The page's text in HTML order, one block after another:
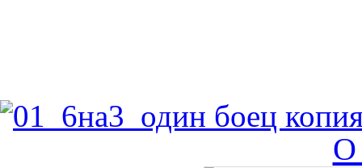
О